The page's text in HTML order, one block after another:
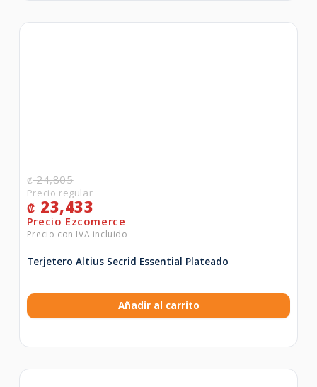
₡24,805
₡ 23,433
Terjetero Altius Secrid Essential Plateado
Añadir al carrito